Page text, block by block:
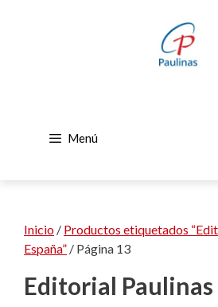
Menú
Inicio / Productos etiquetados
España” / Página 13
Editorial Paulinas